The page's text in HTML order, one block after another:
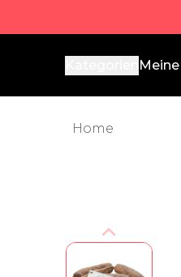
Producto de Aquí
Home